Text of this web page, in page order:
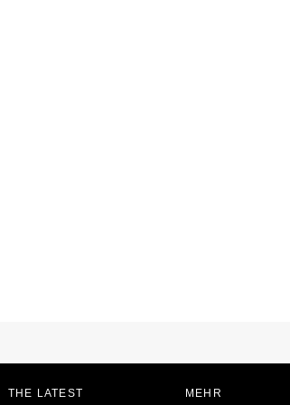
THE LATEST MEHR